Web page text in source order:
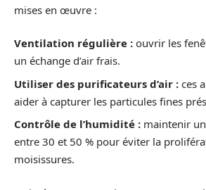
mises en œuvre :
Ventilation régulière : ouvrir les
un échange d’air frais.
Utiliser des purificateurs d’air : ces
aider à capturer les particules fines
Contrôle de l’humidité : maintenir
entre 30 et 50 % pour éviter la
moisissures.